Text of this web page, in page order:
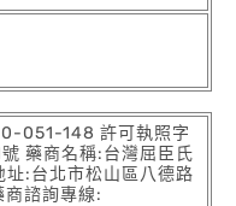
051-148 許可執照字
藥商名稱:台灣屈臣氏
:台北市松山區八德路
商諮詢專線: